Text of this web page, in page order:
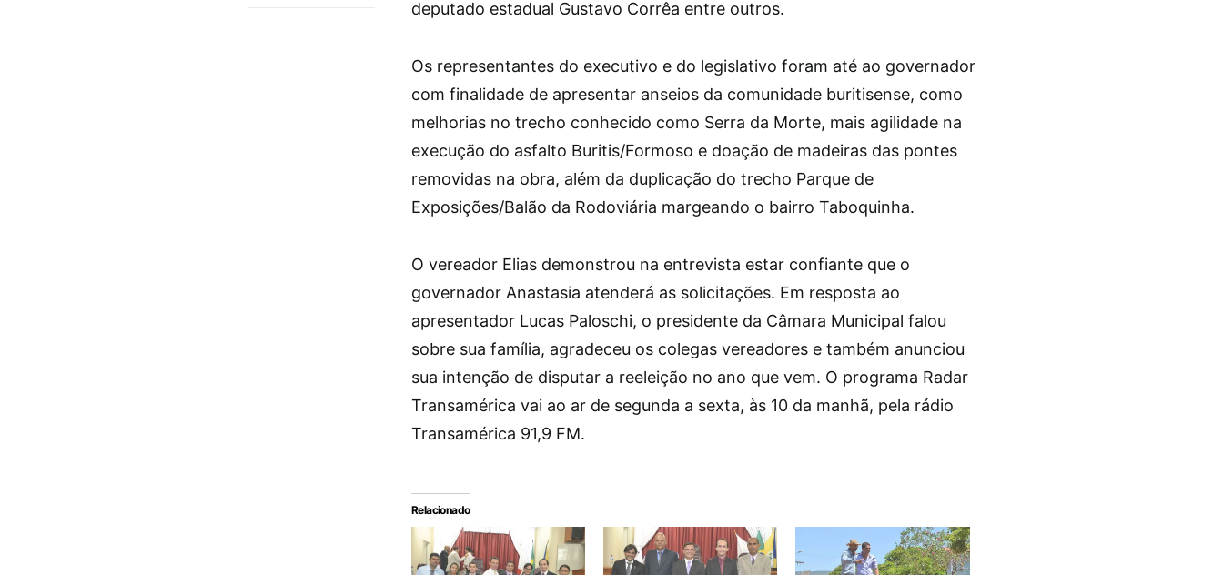
deputado estadual Gustavo Corrêa entre outros.
Os representantes do executivo e do legislativo foram até ao governador
com finalidade de apresentar anseios da comunidade buritisense, como
melhorias no trecho conhecido como Serra da Morte, mais agilidade na
execução do asfalto Buritis/Formoso e doação de madeiras das pontes
removidas na obra, além da duplicação do trecho Parque de
Exposições/Balão da Rodoviária margeando o bairro Taboquinha.
O vereador Elias demonstrou na entrevista estar confiante que o
governador Anastasia atenderá as solicitações. Em resposta ao
apresentador Lucas Paloschi, o presidente da Câmara Municipal falou
sobre sua família, agradeceu os colegas vereadores e também anunciou
sua intenção de disputar a reeleição no ano que vem. O programa Radar
Transamérica vai ao ar de segunda a sexta, às 10 da manhã, pela rádio
Transamérica 91,9 FM.
Relacionado